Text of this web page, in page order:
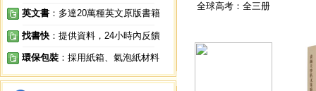
英文書 ：多達20萬種英文原版書籍
找書快 ：提供資料，24小時內反饋
環保包裝 ：採用紙箱、氣泡紙材料
全球高考：全三册